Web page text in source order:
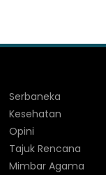
Serbaneka
Kesehatan
Opini
Tajuk Rencana
Mimbar Agama